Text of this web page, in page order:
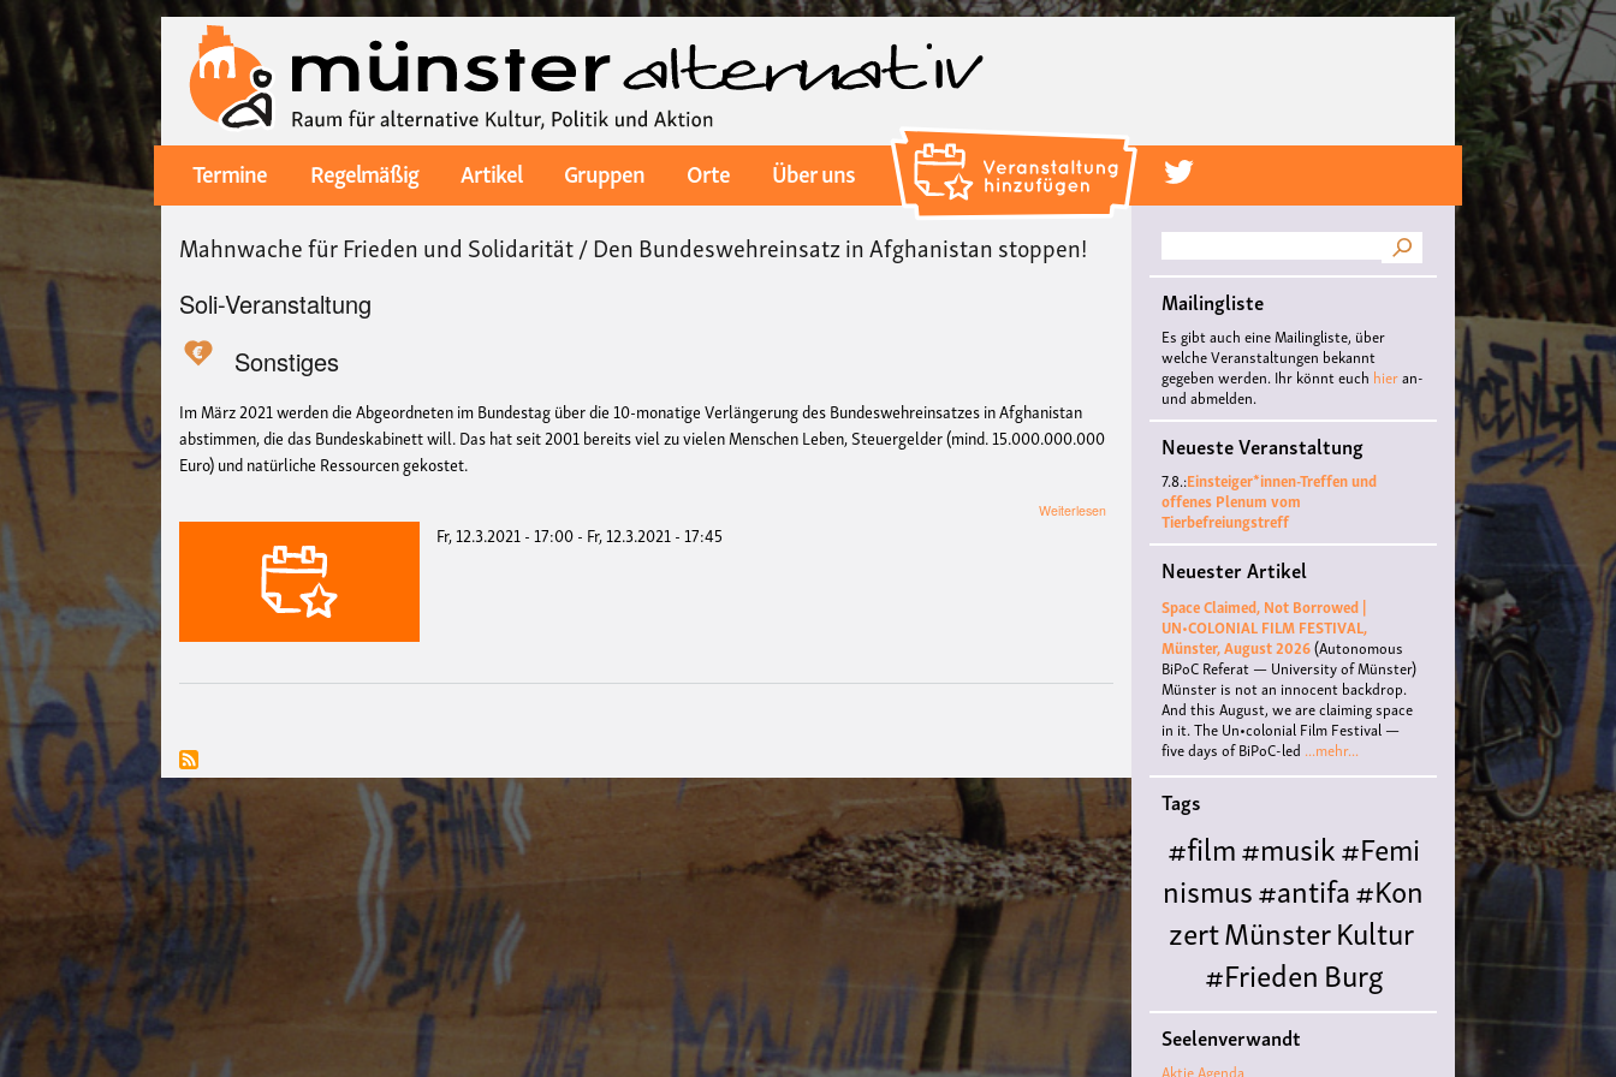
Inhalt
Main
navigation
Termine Regelmäßig Artikel Gruppen Orte
Über uns
Mahnwache für Frieden und Solidarität / Den Bundeswehreinsatz in Afghanistan stoppen!
Soli-Veranstaltung
Sonstiges
Im März 2021 werden die Abgeordneten im Bundestag über die 10-monatige Verlängerung des Bundeswehreinsatzes in Afghanistan
abstimmen, die das Bundeskabinett will. Das hat seit 2001 bereits viel zu vielen Menschen Leben, Steuergelder (mind. 15.000.000.000
Euro) und natürliche Ressourcen gekostet.
Weiterlesen
Mahnwache
Solidarität
Bundeswehreinsatz
Afghanistan
Fr, 12.3.2021 - 17:00- Fr, 12.3.2021 - 17:45
Suche
Mailingliste
Es gibt auch eine Mailingliste, über
welche Veranstaltungen bekannt
gegeben werden. Ihr könnt euch hieran-
und abmelden.
Neueste Veranstaltung
7.8.:Einsteiger*innen-Treffen und
offenes Plenum vom
Tierbefreiungstreff
Neuester Artikel
Space Claimed, Not Borrowed |
UN•COLONIAL FILM FESTIVAL,
Münster, August 2026(Autonomous
BiPoC Referat — University of Münster)
Münster is not an innocent backdrop.
And this August, we are claiming space
in it. The Un•colonial Film Festival —
five days of BiPoC-led ...mehr...
Tags
#film#musik#Femi
nismus#antifa#Kon
zertMünsterKultur
#FriedenBurg
Hülshoffliteratur#
Queer#Workshop
Seelenverwandt
Aktie Agenda